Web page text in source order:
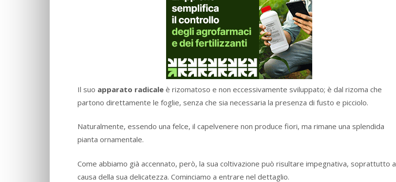
Il suo apparato radicale è rizomatoso e non eccessivamente sviluppato; è dal rizoma che
partono direttamente le foglie, senza che sia necessaria la presenza di fusto e picciolo.
Naturalmente, essendo una felce, il capelvenere non produce fiori, ma rimane una splendida
pianta ornamentale.
Come abbiamo già accennato, però, la sua coltivazione può risultare impegnativa, soprattutto a
causa della sua delicatezza. Cominciamo a entrare nel dettaglio.